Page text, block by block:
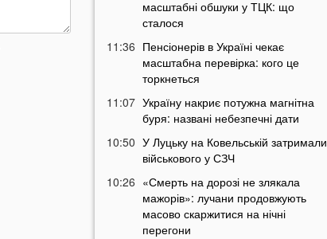
масштабні обшуки у ТЦК: що
сталося
11:36 Пенсіонерів в Україні чекає
масштабна перевірка: кого це
торкнеться
11:07 Україну накриє потужна магнітна
буря: названі небезпечні дати
10:50 У Луцьку на Ковельській затримали
військового у СЗЧ
10:26 «Смерть на дорозі не злякала
мажорів»: лучани продовжують
масово скаржитися на нічні
перегони